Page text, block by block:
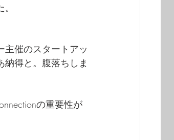
主催のスタートアッ
得と。腹落ちしま
の重要性が